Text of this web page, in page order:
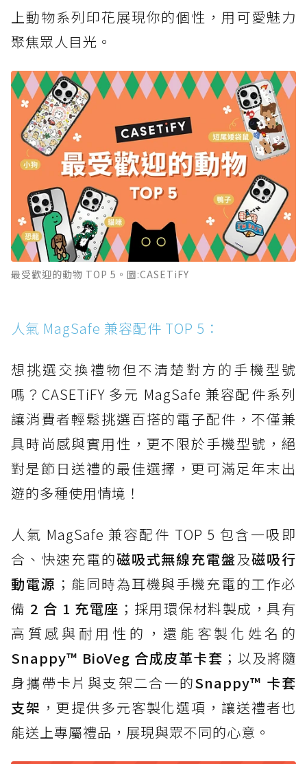
上動物系列印花展現你的個性，用可愛魅力
聚焦眾人目光。
最受歡迎的動物 TOP 5。圖:CASETiFY
人氣 MagSafe 兼容配件 TOP 5：
想挑選交換禮物但不清楚對方的手機型號
嗎？CASETiFY 多元 MagSafe 兼容配件系列
讓消費者輕鬆挑選百搭的電子配件，不僅兼
具時尚感與實用性，更不限於手機型號，絕
對是節日送禮的最佳選擇，更可滿足年末出
遊的多種使用情境！
人氣 MagSafe 兼容配件 TOP 5 包含一吸即
合、快速充電的磁吸式無線充電盤及磁吸行
動電源 ；能同時為耳機與手機充電的工作必
備 2 合 1 充電座 ；採用環保材料製成，具有
高質感與耐用性的，還能客製化姓名的
Snappy™ BioVeg 合成皮革卡套 ；以及將隨
身攜帶卡片與支架二合一的Snappy™ 卡套
支架 ，更提供多元客製化選項，讓送禮者也
能送上專屬禮品，展現與眾不同的心意。